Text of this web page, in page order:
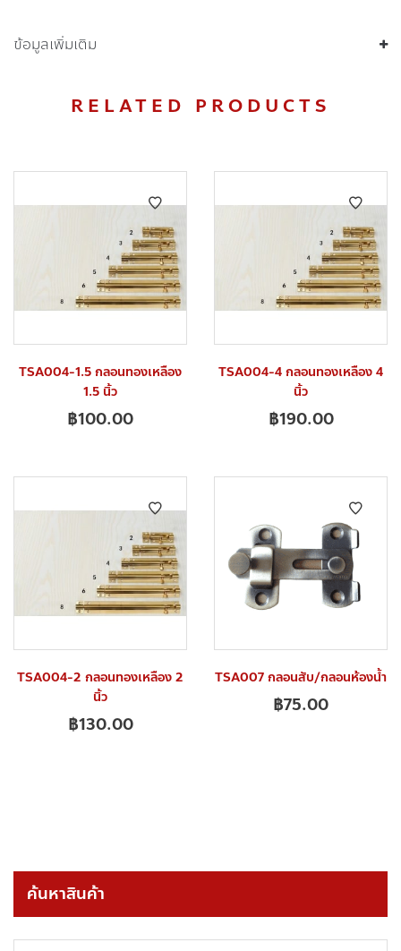
ข้อมูลเพิ่มเติม
RELATED PRODUCTS
TSA004-1.5 กลอนทองเหลือง
1.5 นิ้ว
฿100.00
TSA004-4 กลอนทองเหลือง 4
นิ้ว
฿190.00
TSA004-2 กลอนทองเหลือง 2
นิ้ว
฿130.00
TSA007 กลอนสับ/กลอนห้องน้ำ
฿75.00
ค้นหาสินค้า